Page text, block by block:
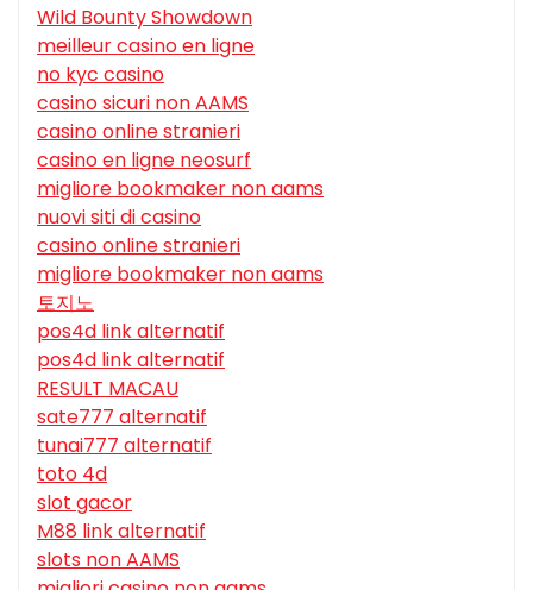
Wild Bounty Showdown
meilleur casino en ligne
no kyc casino
casino sicuri non AAMS
casino online stranieri
casino en ligne neosurf
migliore bookmaker non aams
nuovi siti di casino
casino online stranieri
migliore bookmaker non aams
토지노
pos4d link alternatif
pos4d link alternatif
RESULT MACAU
sate777 alternatif
tunai777 alternatif
toto 4d
slot gacor
M88 link alternatif
slots non AAMS